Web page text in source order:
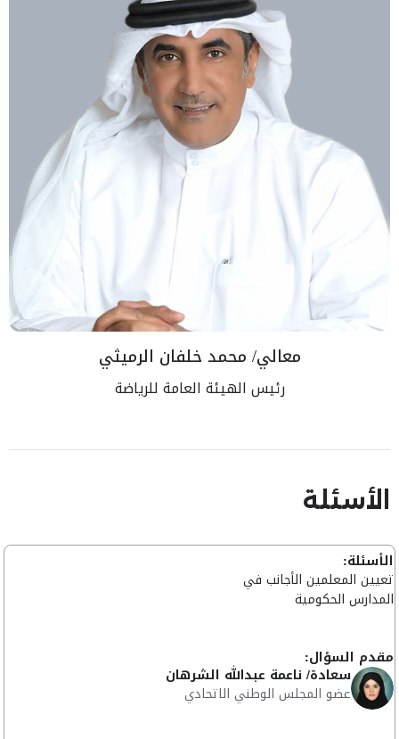
معالي/ محمد خلفان الرميثي
رئيس الهيئة العامة للرياضة
الأسئلة
الأسئلة:
تعيين المعلمين الأجانب في
المدارس الحكومية
مقدم السؤال:
سعادة/ ناعمة عبدالله الشرهان
عضو المجلس الوطني الاتحادي